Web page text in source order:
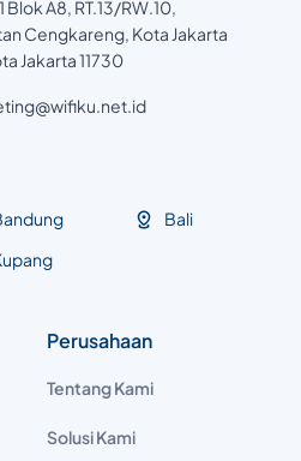
Blok A8, RT.13/RW.10,
Cengkareng, Kota Jakarta
Jakarta 11730
Bali
Perusahaan
Tentang Kami
Solusi Kami